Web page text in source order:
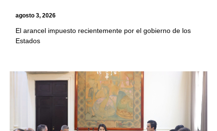
agosto 3, 2026
El arancel impuesto recientemente por el gobierno de los
Estados